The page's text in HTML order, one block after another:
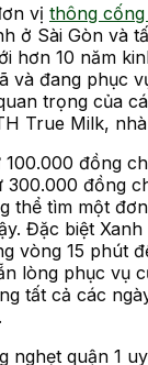
vị thông
ở Sài Gòn và
hơn 10 năm
và đang phục
trọng của
True Milk,
đồng
300.000 đồng
thể tìm một
Đặc biệt Xanh
vòng 15 phút
lòng phục vụ
tất cả các